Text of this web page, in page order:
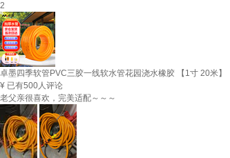
2
卓墨四季软管PVC三胶一线软水管花园浇水橡胶 【1寸 20米】
¥ 已有500人评论
老父亲很喜欢，完美适配～～～